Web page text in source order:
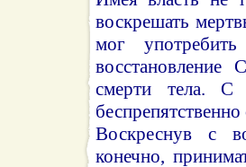
воскрешать
мог
восстановление
смерти тела. С
Воскреснув с
конечно,